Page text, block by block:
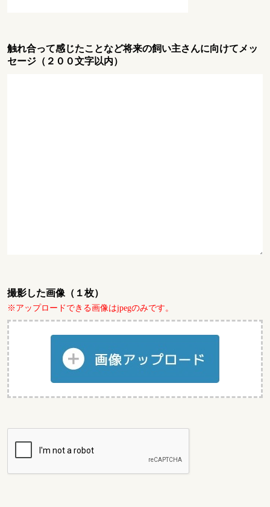
触れ合って感じたことなど将来の飼い主さんに向けてメッ
セージ（２００文字以内）
撮影した画像（１枚）
※アップロードできる画像はjpegのみです。